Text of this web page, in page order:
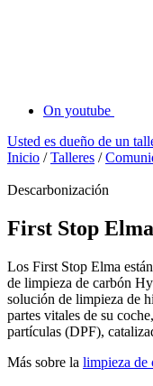
On youtube
Usted es dueño de un
Inicio /Talleres /
Descarbonización
First Stop
Los First Stop Elma
de limpieza de carbón
solución de limpieza de
partes vitales de su
partículas (DPF),
Más sobre la limpieza de